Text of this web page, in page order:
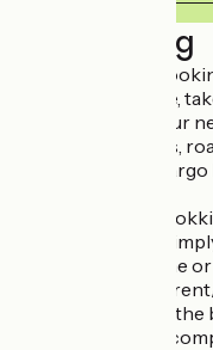
Beschrijving
Whether you're
athletic adventure,
of bikes to suit your
bikes, gravel bikes,
bikes, as well as
Book easily with
booking site: ¿¿
your search engine
https://
this page, choose
directly online in